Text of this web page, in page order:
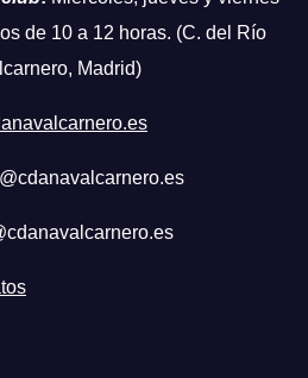
de 10 a 12 horas. (C. del Río
Madrid)